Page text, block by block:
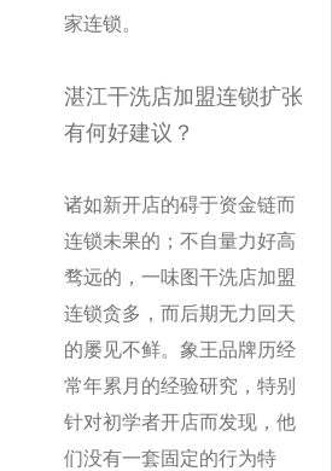
家连锁。
湛江干洗店加盟连锁扩张
有何好建议？
诸如新开店的碍于资金链而
连锁未果的；不自量力好高
骛远的，一味图干洗店加盟
连锁贪多，而后期无力回天
的屡见不鲜。象王品牌历经
常年累月 的经验研究，特别
针对初学者开店而发现，他
们没有一套固定的行为特